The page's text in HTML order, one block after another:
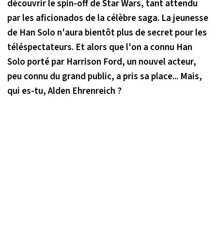
découvrir le spin-off de Star Wars, tant attendu
par les aficionados de la célèbre saga. La jeunesse
de Han Solo n'aura bientôt plus de secret pour les
téléspectateurs. Et alors que l'on a connu Han
Solo porté par Harrison Ford, un nouvel acteur,
peu connu du grand public, a pris sa place... Mais,
qui es-tu, Alden Ehrenreich ?